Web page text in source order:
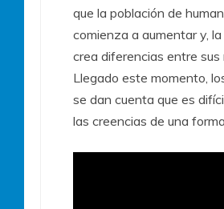
que la población de
comienza a aumentar y, la
crea diferencias entre sus
Llegado este momento,
se dan cuenta que es
las creencias de una